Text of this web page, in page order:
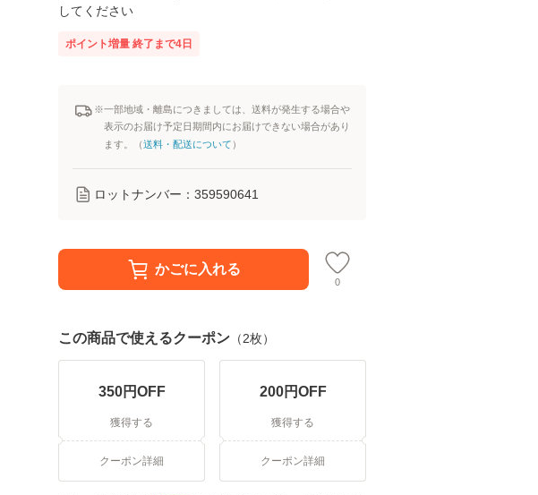
してください
ポイント増量 終了まで4 日
※一部地域・離島につきましては、送料が発生する場合や
表示のお届け予定日期間内にお届けできない場合があり
ます。（送料・配送について ）
ロットナンバー： 359590641
かごに入れる
0
この商品で使えるクーポン （2枚）
350円OFF
獲得する
クーポン詳細
200円OFF
獲得する
クーポン詳細